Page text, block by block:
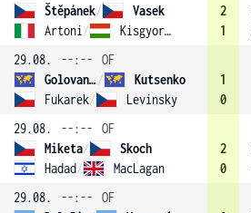
Štěpánek/
Vasek
Artoni / Kisgyorgy (4)
2
1
29.08.
--:--
OF
Golovanov /
Kutsenko
Fukarek/ Levinsky
1
0
29.08.
--:--
OF
Miketa/
Skoch
Hadad/ MacLagan
2
0
29.08.
--:--
OF